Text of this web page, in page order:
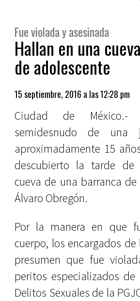
Fue violada y asesinada
Hallan en una
de adolescente
15 septiembre, 2016 a las 12:28 pm
Ciudad de México.-
semidesnudo de una
aproximadamente 15
descubierto la tarde de
cueva de una barranca de
Álvaro Obregón.
Por la manera en que
cuerpo, los encargados
presumen que fue
peritos especializados de
Delitos Sexuales de la